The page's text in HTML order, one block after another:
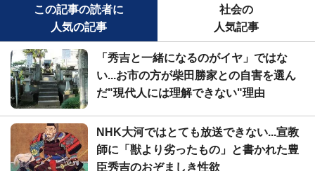
この記事の読者に
人気の記事
社会の
人気記事
「秀吉と一緒になるのがイヤ」ではな
い...お市の方が柴田勝家との自害を選ん
だ"現代人には理解できない"理由
NHK大河ではとても放送できない...宣教
師に「獣より劣ったもの」と書かれた豊
臣秀吉のおぞましき性欲